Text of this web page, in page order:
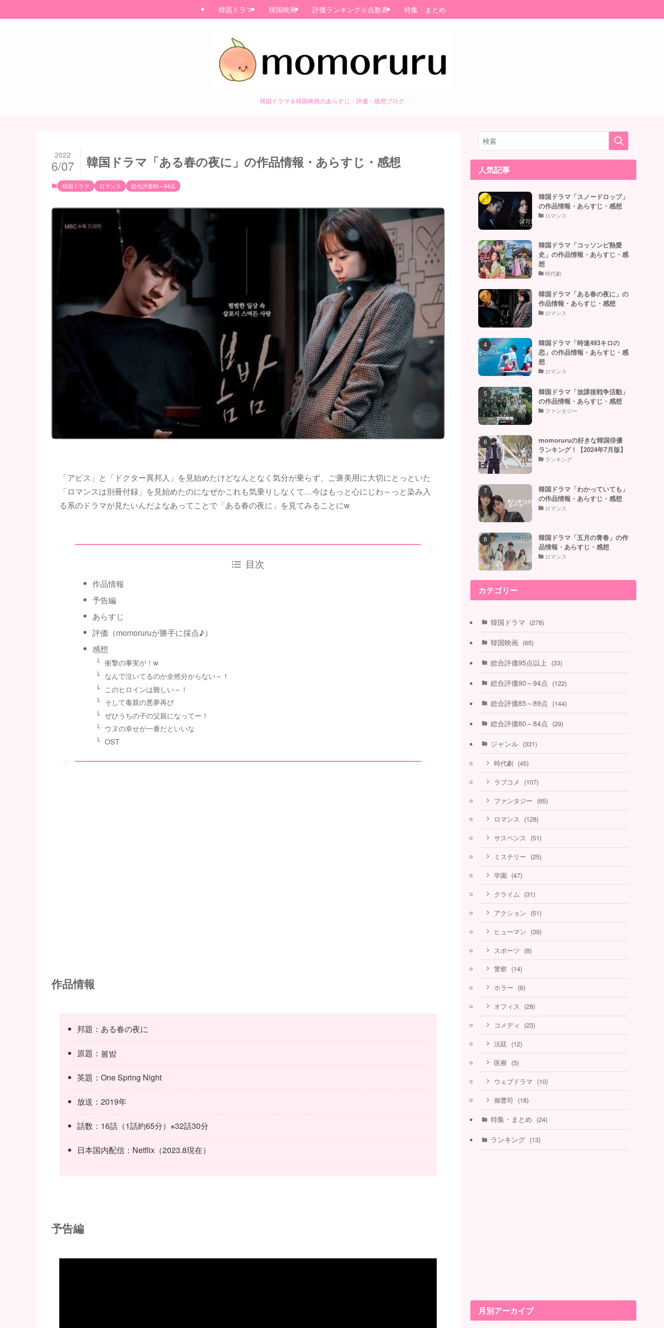
韓国ドラマ＆韓国映画のあらすじ・評価・感想ブログ
韓国ドラマ 韓国映画 評価ランキング☆点数表 特集・まとめ
韓国ドラマ「ある春の夜に」の作品情報・あらすじ・感想
2022
6/07
韓国ドラマ ロマンス 総合評価80～84点
「アビス」と「ドクター異邦人」を見始めたけどなんとなく気分が乗らず、ご褒美用に大切にとっといた
「ロマンスは別冊付録」を見始めたのになぜかこれも気乗りしなくて…今はもっと心にじわ～っと染み入
る系のドラマが見たいんだよなあってことで「ある春の夜に」を見てみることにw
目次
作品情報
予告編
あらすじ
評価（momoruruが勝手に採点♪）
感想
衝撃の事実が！w
なんで泣いてるのか全然分からない～！
このヒロインは難しい～！
そして毒親の悪夢再び
ぜひうちの子の父親になってー！
ウヌの幸せが一番だといいな
OST
作品情報
邦題：ある春の夜に
原題：봄밤
英題：One Spring Night
放送：2019年
話数：16話（1話約65分）※32話30分
日本国内配信：Netflix（2023.8現在）
予告編
人気記事
韓国ドラマ「スノードロップ」
の作品情報・あらすじ・感想
ロマンス
韓国ドラマ「コッソンビ熱愛
史」の作品情報・あらすじ・感
想
時代劇
韓国ドラマ「ある春の夜に」の
作品情報・あらすじ・感想
ロマンス
韓国ドラマ「時速493キロの
恋」の作品情報・あらすじ・感
想
ロマンス
韓国ドラマ「放課後戦争活動」
の作品情報・あらすじ・感想
ファンタジー
momoruruの好きな韓国俳優
ランキング！【2024年7月版】
ランキング
韓国ドラマ「わかっていても」
の作品情報・あらすじ・感想
ロマンス
韓国ドラマ「五月の青春」の作
品情報・あらすじ・感想
ロマンス
カテゴリー
韓国ドラマ (278)
韓国映画 (65)
総合評価95点以上 (33)
総合評価90～94点 (122)
総合評価85～89点 (144)
総合評価80～84点 (29)
ジャンル (331)
時代劇 (45)
ラブコメ (107)
ファンタジー (65)
ロマンス (128)
サスペンス (51)
ミステリー (25)
学園 (47)
クライム (31)
アクション (51)
ヒューマン (39)
スポーツ (8)
警察 (14)
ホラー (6)
オフィス (28)
コメディ (23)
法廷 (12)
医療 (5)
ウェブドラマ (10)
御曹司 (18)
特集・まとめ (24)
ランキング (13)
月別アーカイブ